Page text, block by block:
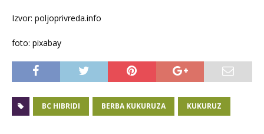
Izvor: poljoprivreda.info
foto: pixabay
BC HIBRIDI BERBA KUKURUZA KUKURUZ